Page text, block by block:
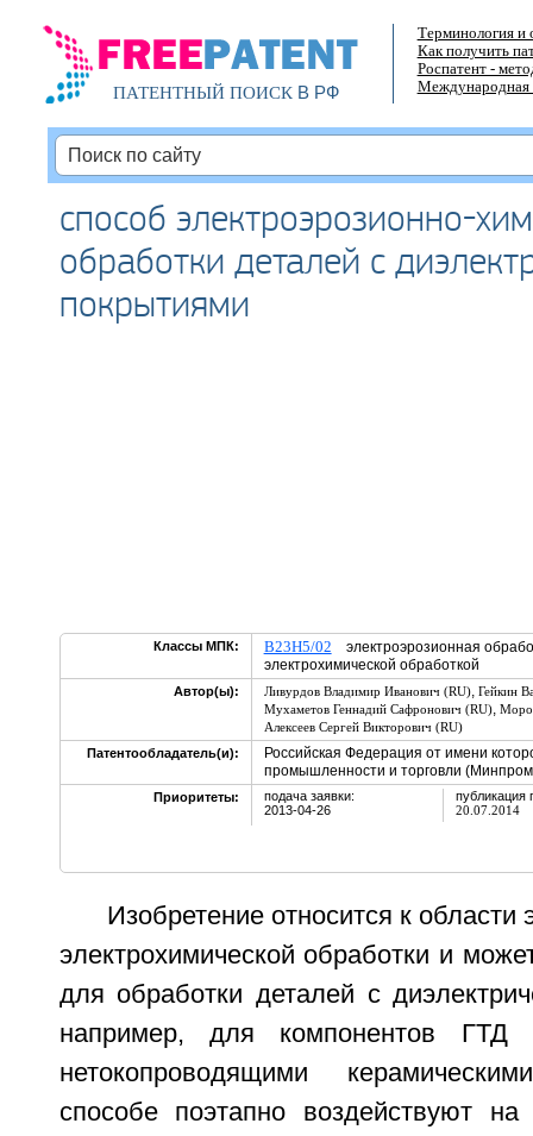
ПАТЕНТНЫЙ ПОИСКВ РФ
Терминология и
Как получить
Роспатент -
Международная
способ электроэрозионно-
обработки деталей с
покрытиями
Классы МПК: B23H5/02 электроэрозионная
электрохимической обработкой
Автор(ы): Ливурдов Владимир Иванович (RU), Гейкин
Мухаметов Геннадий Сафронович (RU),
Алексеев Сергей Викторович (RU)
Патентообладатель(и):
Российская Федерация от имени
промышленности и торговли
Приоритеты:
подача заявки:
2013-04-26
публикация
20.07.2014
Изобретение относится к области
электрохимической обработки и
для обработки деталей с
например, для компонентов ГТД
нетокопроводящими
способе поэтапно воздействуют